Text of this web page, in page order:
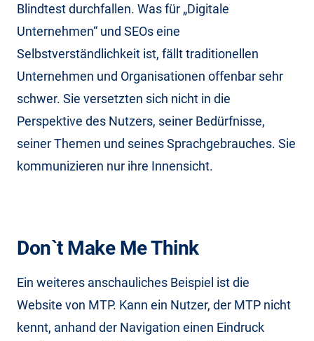
Blindtest durchfallen. Was für „Digitale
Unternehmen“ und SEOs eine
Selbstverständlichkeit ist, fällt traditionellen
Unternehmen und Organisationen offenbar sehr
schwer. Sie versetzten sich nicht in die
Perspektive des Nutzers, seiner Bedürfnisse,
seiner Themen und seines Sprachgebrauches. Sie
kommunizieren nur ihre Innensicht.
Don`t Make Me Think
Ein weiteres anschauliches Beispiel ist die
Website von MTP. Kann ein Nutzer, der MTP nicht
kennt, anhand der Navigation einen Eindruck